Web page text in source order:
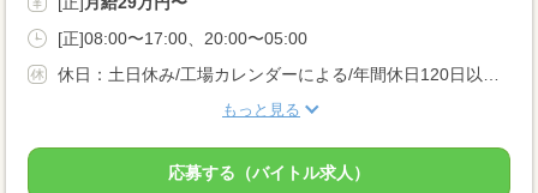
[正]08:00〜17:00、20:00〜05:00
休日：土日休み/工場カレンダーによる/年間休日120日以上 休暇：GW休暇・夏季休暇・年末年始休暇
もっと見る
応募する（バイトル求人）